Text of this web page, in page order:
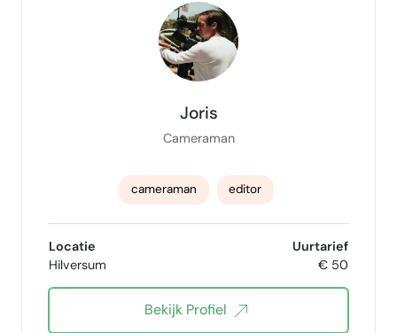
Grafisch ontwerper Grafisch vormgever
Joris
Cameraman
cameraman editor
Locatie
Hilversum
Uurtarief
€ 50
Bekijk Profiel